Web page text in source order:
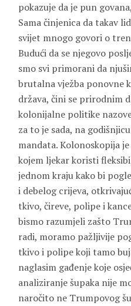
pokazuje da je pun
Sama činjenica da takav
svijet mnogo govori o
Budući da se njegovo
smo svi primorani da
brutalna vježba ponovne
država, čini se prirodnim
kolonijalne politike
za to je sada, na
mandata. Kolonoskopija
kojem ljekar koristi
jednom kraju kako bi
i debelog crijeva,
tkivo, čireve, polipe i
bismo razumjeli zašto
radi, moramo pažljivije
tkivo i polipe koji tamo
naglasim gađenje koje
analiziranje šupaka nije
naročito ne Trumpovog